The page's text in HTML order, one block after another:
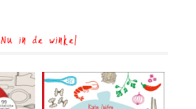
Nu in de winkel